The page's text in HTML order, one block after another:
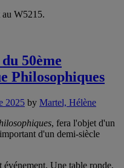
au W5215.
50ème
Philosophiques
2025 by Martel, Hélène
, fera l'objet d'un
d'un demi-siècle
événement. Une table ronde,